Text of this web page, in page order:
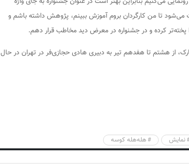
می‌شود تا من کارگردان بروم آموزش ببینم، پژوهش داشته باشم و
کرده و در جشنواره در معرض دید مخاطب قرار دهم.
از هشتم تا هفدهم تیر به دبیری هادی حجازی‌فر در تهران در حال
نمایش هله‌هله کوسه